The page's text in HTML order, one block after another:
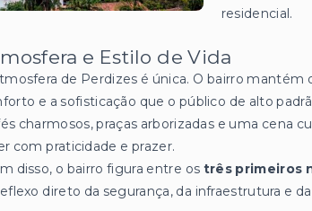
residencial.
e Estilo de Vida
de Perdizes é única. O bairro mantém
e a sofisticação que o público de alto
charmosos, praças arborizadas e uma cena
com praticidade e prazer.
disso, o bairro figura entre os três primeiros
direto da segurança, da infraestrutura e